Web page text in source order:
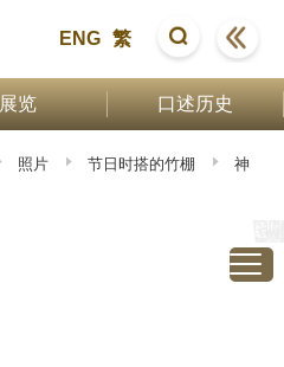
ENG 繁
展览 口述历史
照片 节日时搭的竹棚
神